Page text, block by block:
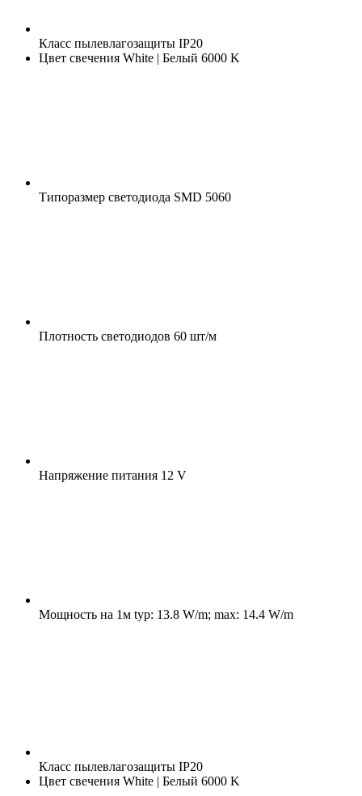
Класс пылевлагозащиты IP20
Цвет свечения White | Белый 6000 K
Типоразмер светодиода SMD 5060
Плотность светодиодов 60 шт/м
Напряжение питания 12 V
Мощность на 1м typ: 13.8 W/m; max: 14.4 W/m
Класс пылевлагозащиты IP20
Цвет свечения White | Белый 6000 K